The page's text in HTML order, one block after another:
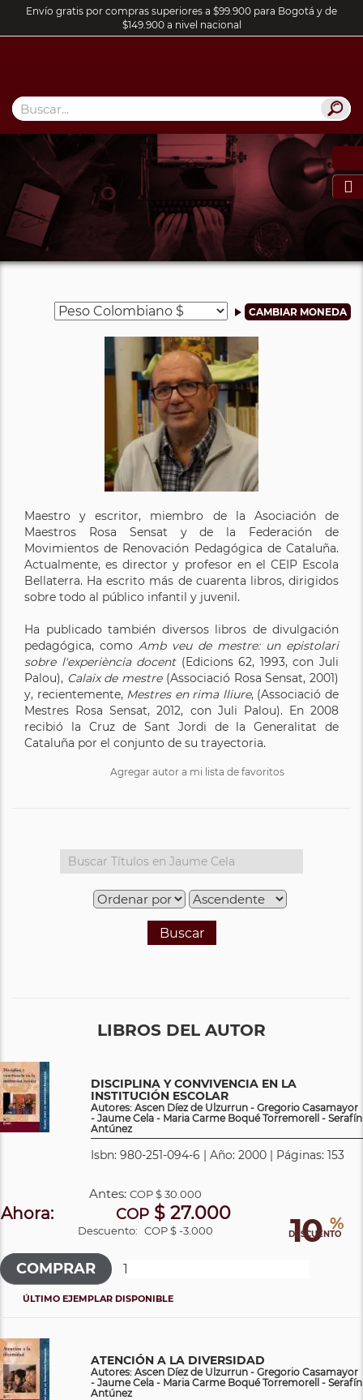
Envío gratis por compras superiores a $99.900 para Bogotá y de
$149.900 a nivel nacional

Maestro y escritor, miembro de la Asociación de
Maestros Rosa Sensat y de la Federación de
Movimientos de Renovación Pedagógica de Cataluña.
Actualmente, es director y profesor en el CEIP Escola
Bellaterra. Ha escrito más de cuarenta libros, dirigidos
sobre todo al público infantil y juvenil.
Ha publicado también diversos libros de divulgación
pedagógica, como Amb veu de mestre: un epistolari
sobre l'experiència docent(Edicions 62, 1993, con Juli
Palou), Calaix de mestre(Associació Rosa Sensat, 2001)
y, recientemente, Mestres en rima lliure, (Associació de
Mestres Rosa Sensat, 2012, con Juli Palou). En 2008
recibió la Cruz de Sant Jordi de la Generalitat de
Cataluña por el conjunto de su trayectoria.
Agregar autor a mi lista de favoritos
Buscar
LIBROS DEL AUTOR
DISCIPLINA Y CONVIVENCIA EN LA
INSTITUCIÓN ESCOLAR
Autores: Ascen Díez de Ulzurrun - Gregorio Casamayor
- Jaume Cela - Maria Carme Boqué Torremorell - Serafín
Antúnez
Isbn: 980-251-094-6 | Año: 2000 | Páginas: 153
10 %
DESCUENTO
Antes: COP$ 30.000
Ahora: COP $ 27.000
Descuento: COP $ -3.000
ÚLTIMO EJEMPLAR DISPONIBLE
ATENCIÓN A LA DIVERSIDAD
Autores: Ascen Díez de Ulzurrun - Gregorio Casamayor
- Jaume Cela - Maria Carme Boqué Torremorell - Serafín
Antúnez